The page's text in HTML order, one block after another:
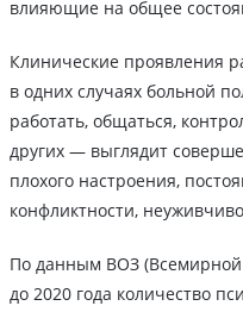
влияющие на общее
Клинические проявления
в одних случаях больной
работать, общаться,
других — выглядит
плохого настроения,
конфликтности,
По данным ВОЗ (Всемирной
до 2020 года количество